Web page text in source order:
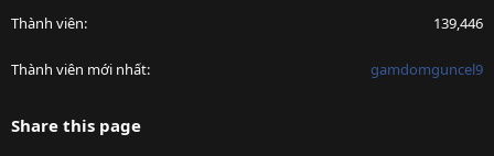
Thành viên 139,446
Thành viên mới nhất gamdomguncel9
Share this page